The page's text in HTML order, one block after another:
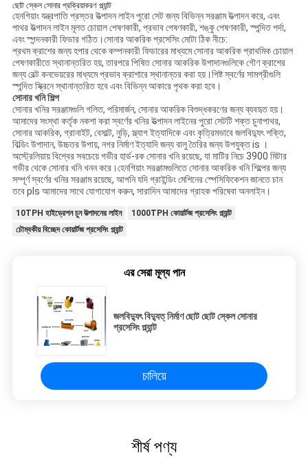
ছোট স্কেল সোনার প্রক্রিয়াকরণ প্ল্যান্ট
হেনগিয়াং যন্ত্রপাতি প্রস্তর উত্পাদন লাইন পুরো সেট জন্য বিভিন্ন সরঞ্জাম উত্পাদন করে, এবং
পাথর উত্পাদন লাইন মূলত চোয়াল পেষণকারী, প্রভাব পেষণকারী, শঙ্কু পেষণকারী, স্পন্দিত পর্দা,
এবং স্পন্দনকারী ফিডার গঠিত।সোনার আকরিক প্রসেসিং মোটা ঠিক নীচে:
প্রথম ক্রাশের জন্য হপার থেকে কম্পনকারী ফিডারের মাধ্যমে সোনার আকরিক প্রাথমিক চোয়াল
পেষণকারীতে স্থানান্তরিত হয়, তারপরে পিষিত সোনার আকরিক উপাদানগুলিকে গৌণ ক্রাশের
জন্য বেল্ট কনভেয়রের মাধ্যমে প্রভাব ক্রাশারে স্থানান্তর করা হয়।পিষ্ট স্বর্ণের সামগ্রীগুলি
স্পন্দিত স্ক্রিনে স্থানান্তরিত হবে এবং বিভিন্ন আকারে পৃথক করা হবে।
সোনার খনি শিল্প
সোনার খনির সরঞ্জামগুলি গলিত, পরিমার্জন, সোনার আকরিক বিশুদ্ধকরণের জন্য ব্যবহৃত হয়।
আমাদের সংস্থা কর্তৃক নকশা করা স্বর্ণের খনির উত্পাদন লাইনের পুরো সেটটি শক্ত চুনাপাথর,
সোনার আকরিক, গ্রানাইট, বেসাল্ট, নুড়ি, স্ল্যাগ ইত্যাদিকে এবং কৃত্রিমভাবে জলবিদ্যুৎ শক্তি,
বিল্ডিং উপাদান, উচ্চতর উপায়, নগর নির্মাণ ইত্যাদি জন্য বালু তৈরির জন্য উপযুক্ত is ।
অস্ট্রেলিয়ায় বিশ্বের সবচেয়ে গভীর হার্ড-রক সোনার খনি রয়েছে, যা মাটির নিচে 3900 মিটার
গভীর থেকে সোনার খনি খনন করে।হেনগিয়াং সরঞ্জামগুলিতে সোনার আকরিক খনি শিল্পের জন্য
সম্পূর্ণ স্বর্ণের খনির সরঞ্জাম রয়েছে, আপনি যদি গ্রাইন্ডিং মেশিনের স্পেসিফিকেশন জানতে চান
তবে pls আমাদের সাথে যোগাযোগ করুন, সারাদিন আমাদের গ্রাহক পরিষেবা অনলাইন।
10TPH হাইড্রেশন চুন উত্পাদনের লাইন
1000TPH কোয়ার্টজ প্রসেসিং প্ল্যান্ট
চৌম্বকীয় বিচ্ছেদ কোয়ার্টজ প্রসেসিং প্ল্যান্ট
এর সেরা মূল্য পান
জলবিদ্যুৎ বিদ্যুত্ নির্মাণ ছোট ছোট স্কেল সোনার
প্রসেসিং প্ল্যান্ট
চালিয়ে
শীর্ষ পণ্য